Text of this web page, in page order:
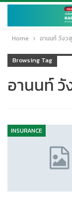
Home อานนท์ วังวสุ
Browsing Tag
อานนท์ วั
INSURANCE